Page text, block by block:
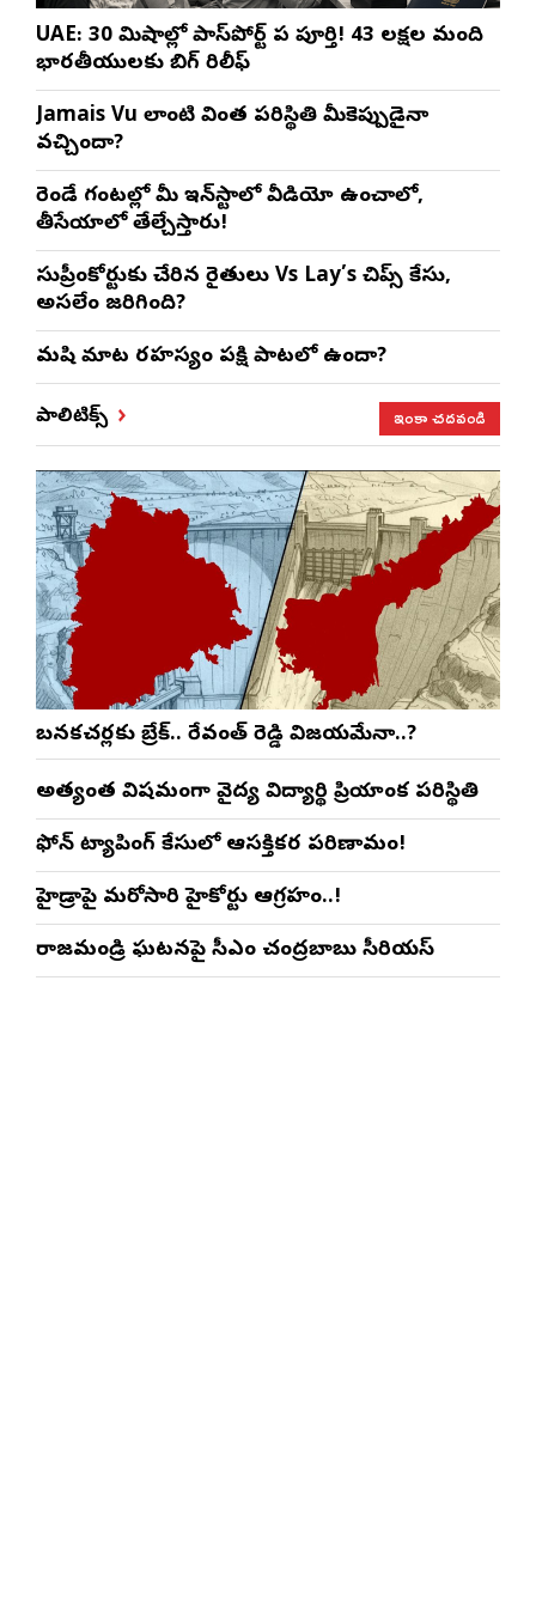
UAE: 30 నిమిషాల్లో పాస్‌పోర్ట్ పని పూర్తి! 43 లక్షల మంది
భారతీయులకు బిగ్ రిలీఫ్
Jamais Vu లాంటి వింత పరిస్థితి మీకెప్పుడైనా
వచ్చిందా?
రెండే గంటల్లో మీ ఇన్‌స్టాలో వీడియో ఉంచాలో,
తీసేయాలో తేల్చేస్తారు!
సుప్రీంకోర్టుకు చేరిన రైతులు Vs Lay’s చిప్స్‌ కేసు,
అసలేం జరిగింది?
మనిషి మాట రహస్యం పక్షి పాటలో ఉందా?
పాలిటిక్స్ ఇంకా చదవండి
బనకచర్లకు బ్రేక్.. రేవంత్ రెడ్డి విజయమేనా..?
అత్యంత విషమంగా వైద్య విద్యార్థిని ప్రియాంక పరిస్థితి
ఫోన్ ట్యాపింగ్ కేసులో ఆసక్తికర పరిణామం!
హైడ్రాపై మరోసారి హైకోర్టు ఆగ్రహం..!
రాజమండ్రి ఘటనపై సీఎం చంద్రబాబు సీరియస్